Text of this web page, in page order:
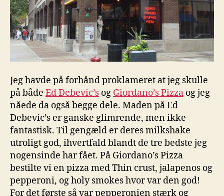
Jeg havde på forhånd proklameret at jeg skulle
på både Ed Debevic’s og Giordano’s Pizza og jeg
nåede da også begge dele. Maden på Ed
Debevic’s er ganske glimrende, men ikke
fantastisk. Til gengæld er deres milkshake
utroligt god, ihvertfald blandt de tre bedste jeg
nogensinde har fået. På Giordano’s Pizza
bestilte vi en pizza med Thin crust, jalapenos og
pepperoni, og holy smokes hvor var den god!
For det første så var pepperonien stærk og